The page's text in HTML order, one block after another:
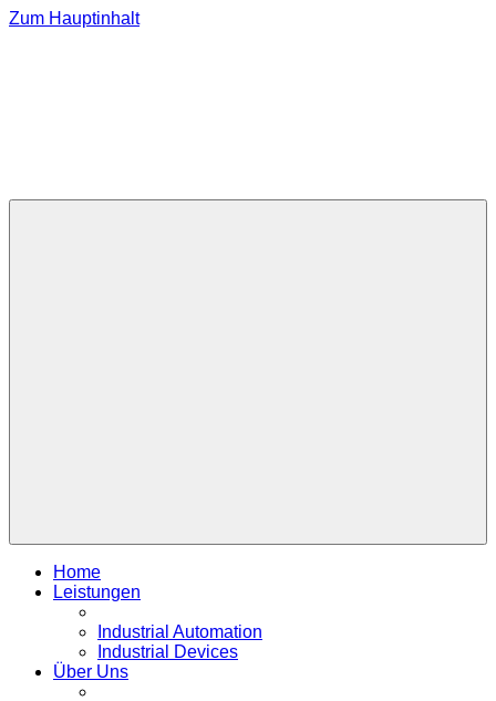
Zum Hauptinhalt
Home
Leistungen
Industrial Automation
Industrial Devices
Über Uns